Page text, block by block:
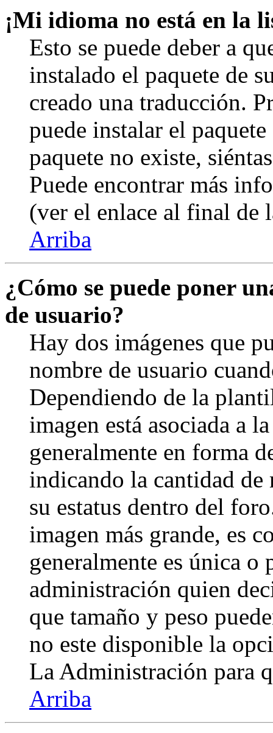
¡Mi idioma no está en la
Esto se puede deber a
instalado el paquete de
creado una traducción.
puede instalar el
paquete no existe,
Puede encontrar más
(ver el enlace al final de
Arriba
¿Cómo se puede poner
de usuario?
Hay dos imágenes que
nombre de usuario
Dependiendo de la
imagen está asociada a
generalmente en forma
indicando la cantidad de
su estatus dentro del
imagen más grande, es
generalmente es única o
administración quien
que tamaño y peso
no este disponible la
La Administración para
Arriba